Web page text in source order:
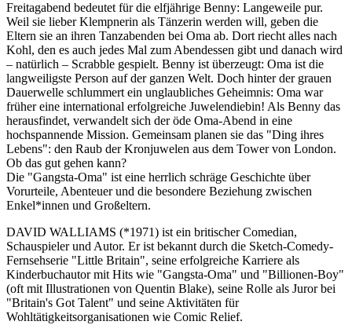
Freitagabend bedeutet für die elfjährige Benny: Langeweile pur.
Weil sie lieber Klempnerin als Tänzerin werden will, geben die
Eltern sie an ihren Tanzabenden bei Oma ab. Dort riecht alles nach
Kohl, den es auch jedes Mal zum Abendessen gibt und danach wird
– natürlich – Scrabble gespielt. Benny ist überzeugt: Oma ist die
langweiligste Person auf der ganzen Welt. Doch hinter der grauen
Dauerwelle schlummert ein unglaubliches Geheimnis: Oma war
früher eine international erfolgreiche Juwelendiebin! Als Benny das
herausfindet, verwandelt sich der öde Oma-Abend in eine
hochspannende Mission. Gemeinsam planen sie das "Ding ihres
Lebens": den Raub der Kronjuwelen aus dem Tower von London.
Ob das gut gehen kann?
Die "Gangsta-Oma" ist eine herrlich schräge Geschichte über
Vorurteile, Abenteuer und die besondere Beziehung zwischen
Enkel*innen und Großeltern.
DAVID WALLIAMS (*1971) ist ein britischer Comedian,
Schauspieler und Autor. Er ist bekannt durch die Sketch-Comedy-
Fernsehserie "Little Britain", seine erfolgreiche Karriere als
Kinderbuchautor mit Hits wie "Gangsta-Oma" und "Billionen-Boy"
(oft mit Illustrationen von Quentin Blake), seine Rolle als Juror bei
"Britain's Got Talent" und seine Aktivitäten für
Wohltätigkeitsorganisationen wie Comic Relief.